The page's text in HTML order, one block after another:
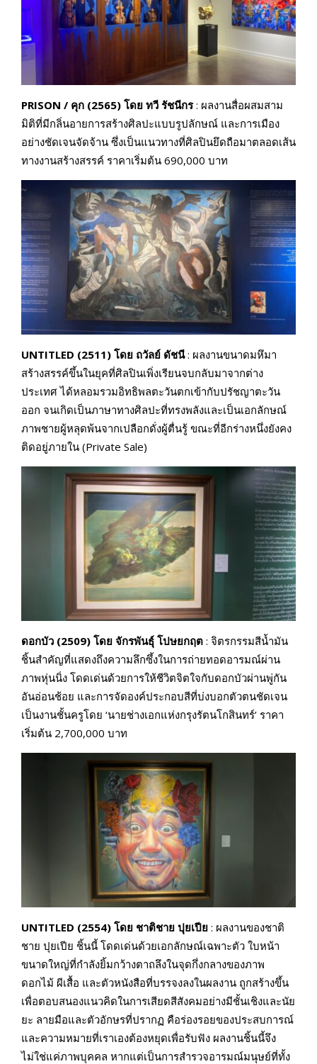
PRISON / คุก (2565) โดย ทวี รัชนีกร: ผลงานสื่อผสมสาม
มิติที่มีกลิ่นอายการสร้างศิลปะแบบรูปลักษณ์ และการเมือง
อย่างชัดเจนจัดจ้าน ซึ่งเป็นแนวทางที่ศิลปินยึดถือมาตลอดเส้น
ทางงานสร้างสรรค์ ราคาเริ่มต้น 690,000 บาท
UNTITLED (2511) โดย ถวัลย์ ดัชนี: ผลงานขนาดมหึมา
สร้างสรรค์ขึ้นในยุคที่ศิลปินเพิ่งเรียนจบกลับมาจากต่าง
ประเทศ ได้หลอมรวมอิทธิพลตะวันตกเข้ากับปรัชญาตะวัน
ออก จนเกิดเป็นภาษาทางศิลปะที่ทรงพลังและเป็นเอกลักษณ์
ภาพชายผู้หลุดพ้นจากเปลือกดั่งผู้ตื่นรู้ ขณะที่อีกร่างหนึ่งยังคง
ติดอยู่ภายใน (Private Sale)
ดอกบัว (2509) โดย จักรพันธุ์ โปษยกฤต : จิตรกรรมสีน้ำมัน
ชิ้นสำคัญที่แสดงถึงความลึกซึ้งในการถ่ายทอดอารมณ์ผ่าน
ภาพหุ่นนิ่ง โดดเด่นด้วยการให้ชีวิตจิตใจกับดอกบัวผ่านพู่กัน
อันอ่อนช้อย และการจัดองค์ประกอบสีที่บ่งบอกตัวตนชัดเจน
เป็นงานชั้นครูโดย ‘นายช่างเอกแห่งกรุงรัตนโกสินทร์’ ราคา
เริ่มต้น 2,700,000 บาท
UNTITLED (2554) โดย ชาติชาย ปุยเปีย : ผลงานของชาติ
ชาย ปุยเปีย ชิ้นนี้ โดดเด่นด้วยเอกลักษณ์เฉพาะตัว ใบหน้า
ขนาดใหญ่ที่กำลังยิ้มกว้างตาถลึงในจุดกึ่งกลางของภาพ
ดอกไม้ ผีเสื้อ และตัวหนังสือที่บรรจงลงในผลงาน ถูกสร้างขึ้น
เพื่อตอบสนองแนวคิดในการเสียดสีสังคมอย่างมีชั้นเชิงและนัย
ยะ ลายมือและตัวอักษรที่ปรากฏ คือร่องรอยของประสบการณ์
และความหมายที่เราเองต้องหยุดเพื่อรับฟัง ผลงานชิ้นนี้จึง
ไม่ใช่แค่ภาพบุคคล หากแต่เป็นการสำรวจอารมณ์มนุษย์ที่ทั้ง